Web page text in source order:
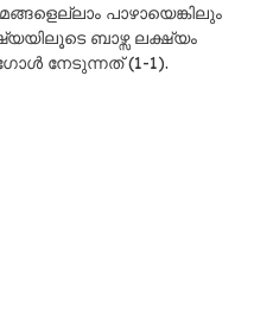
പാഴായെങ്കിലും
ബാഴ്സ ലക്ഷ്യം
ഗോൾ നേടുന്നത് (1-1).